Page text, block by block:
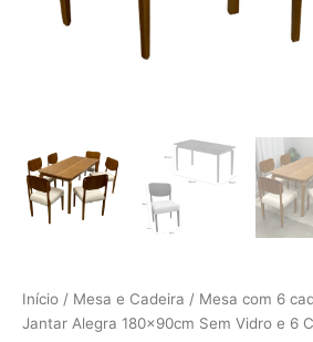
Início / Mesa e Cadeira / Mesa com 6
Jantar Alegra 180x90cm Sem Vidro e 6